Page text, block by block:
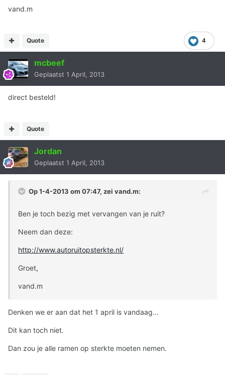
vand.m
4
Quote
mcbeef
Geplaatst 1 April, 2013
direct besteld!
Quote
Jordan
Geplaatst 1 April, 2013
Op 1-4-2013 om 07:47, zei vand.m:
Ben je toch bezig met vervangen van je ruit?
Neem dan deze:
http://www.autoruitopsterkte.nl/
Groet,
vand.m
Denken we er aan dat het 1 april is vandaag...
Dit kan toch niet.
Dan zou je alle ramen op sterkte moeten nemen.